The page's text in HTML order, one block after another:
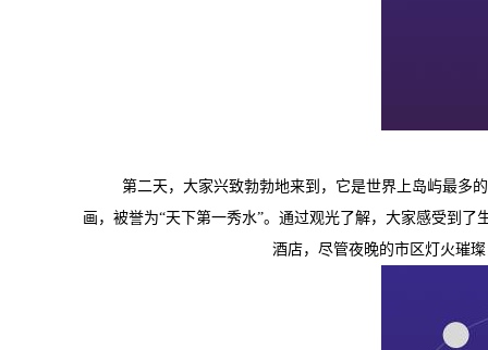
第二天，大家兴致勃勃地来到 ，它是世界上岛屿最多
画，被誉为“天下第一秀水”。通过观光了解，大家感受到了
酒店， 尽管夜晚的市区灯火璀